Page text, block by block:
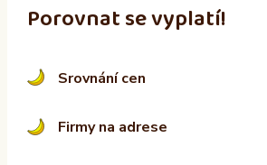
Porovnat se vyplatí!
Srovnání cen
Firmy na adrese